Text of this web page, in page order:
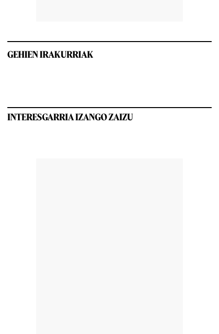
GEHIEN IRAKURRIAK
INTERESGARRIA IZANGO ZAIZU